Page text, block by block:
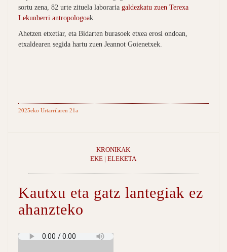
sortu zena, 82 urte zituela laboraria galdezkatu zuen Terexa
Lekunberri antropologoak.
Ahetzen etxetiar, eta Bidarten burasoek etxea erosi ondoan,
etxaldearen segida hartu zuen Jeannot Goienetxek.
2025eko Urtarrilaren 21a
KRONIKAK
EKE | ELEKETA
Kautxu eta gatz lantegiak ez
ahanzteko